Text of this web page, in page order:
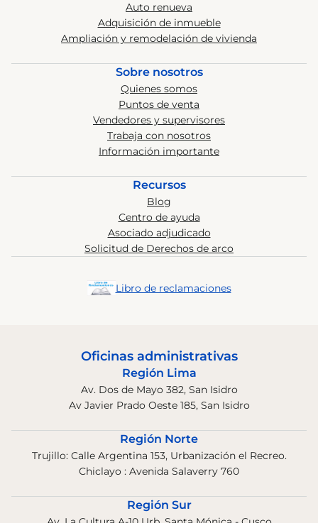
Auto renueva
Adquisición de inmueble
Ampliación y remodelación de vivienda
Sobre nosotros
Quienes somos
Puntos de venta
Vendedores y supervisores
Trabaja con nosotros
Información importante
Recursos
Blog
Centro de ayuda
Asociado adjudicado
Solicitud de Derechos de arco
Libro de reclamaciones
Oficinas administrativas
Región Lima
Av. Dos de Mayo 382, San Isidro
Av Javier Prado Oeste 185, San Isidro
Región Norte
Trujillo: Calle Argentina 153, Urbanización el Recreo.
Chiclayo : Avenida Salaverry 760
Región Sur